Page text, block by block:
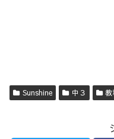
Sunshine 中３ 教